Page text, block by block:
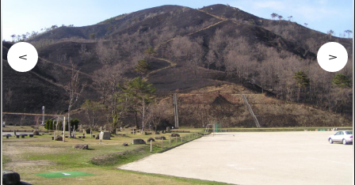
推荐
艺术
活动·庙会
美食·酒水
骑自行车
示范行程
列表
Dive!Hiroshima官方向导
广岛随意旅行
广岛市内
安艺
探索
列表
广岛市内
安艺
活动
应时信息